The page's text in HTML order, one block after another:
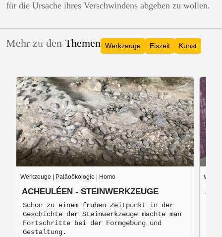
für die Ursache ihres Verschwindens abgeben zu wollen.
Mehr zu den Themen Werkzeuge Eiszeit Kunst
Werkzeuge | Paläoökologie | Homo
ACHEULÉEN - STEINWERKZEUGE
Schon zu einem frühen Zeitpunkt in der
Geschichte der Steinwerkzeuge machte man
Fortschritte bei der Formgebung und
Gestaltung.